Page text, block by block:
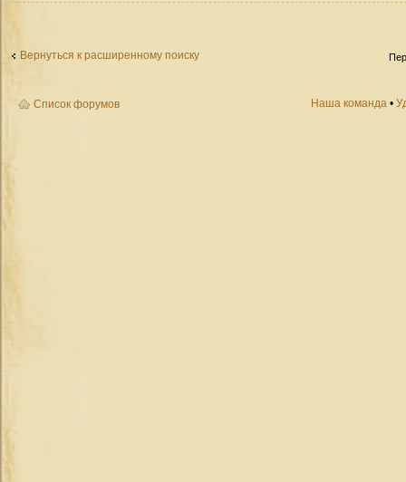
Вернуться к расширенному поиску
Список форумов Наша команда •